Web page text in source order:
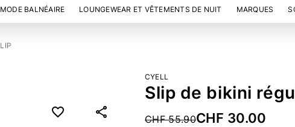
MODE BALNÉAIRE LOUNGEWEAR ET VÊTEMENTS DE NUIT MARQUES
CYELL
Slip de bikini
Price reduced from
CHF 55.90CHF 30.00